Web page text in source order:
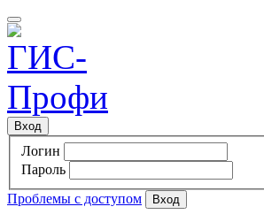
Вход
Логин
Пароль
Проблемы с доступом